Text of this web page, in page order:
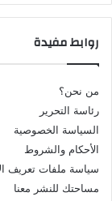
روابط مفيدة
من نحن؟
رئاسة التحرير
السياسة الخصوصية
الأحكام والشروط
سياسة ملفات تعريف
مساحتك للنشر معنا